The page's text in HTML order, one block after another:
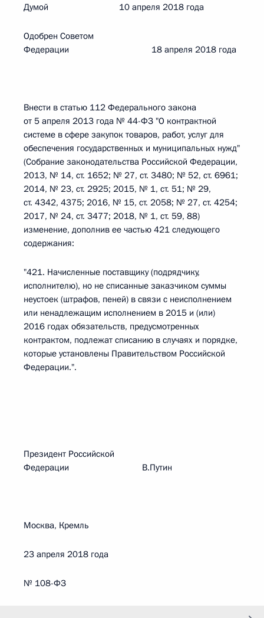
Думой 10 апреля 2018 года
Одобрен Советом
Федерации 18 апреля 2018 года
Внести в статью 112 Федерального закона
от 5 апреля 2013 года № 44-ФЗ "О контрактной
системе в сфере закупок товаров, работ, услуг для
обеспечения государственных и муниципальных нужд"
(Собрание законодательства Российской Федерации,
2013, № 14, ст. 1652; № 27, ст. 3480; № 52, ст. 6961;
2014, № 23, ст. 2925; 2015, № 1, ст. 51; № 29,
ст. 4342, 4375; 2016, № 15, ст. 2058; № 27, ст. 4254;
2017, № 24, ст. 3477; 2018, № 1, ст. 59, 88)
изменение, дополнив ее частью 421 следующего
содержания:
"421. Начисленные поставщику (подрядчику,
исполнителю), но не списанные заказчиком суммы
неустоек (штрафов, пеней) в связи с неисполнением
или ненадлежащим исполнением в 2015 и (или)
2016 годах обязательств, предусмотренных
контрактом, подлежат списанию в случаях и порядке,
которые установлены Правительством Российской
Федерации.".
Президент Российской
Федерации В.Путин
Москва, Кремль
23 апреля 2018 года
№ 108-ФЗ